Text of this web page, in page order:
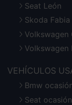
Seat León
Skoda Fabia
Volkswagen
Volkswagen
VEHÍCULOS
Bmw
Seat